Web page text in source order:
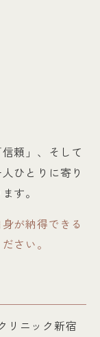
頼」、そして
ひとりに寄り
す。
が納得できる
さい。
リニック新宿